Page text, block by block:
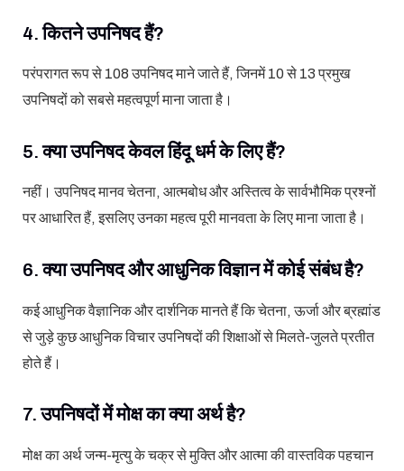
4. कितने उपनिषद हैं?
परंपरागत रूप से 108 उपनिषद माने जाते हैं, जिनमें 10 से 13 प्रमुख
उपनिषदों को सबसे महत्वपूर्ण माना जाता है।
5. क्या उपनिषद केवल हिंदू धर्म के लिए हैं?
नहीं। उपनिषद मानव चेतना, आत्मबोध और अस्तित्व के सार्वभौमिक प्रश्नों
पर आधारित हैं, इसलिए उनका महत्व पूरी मानवता के लिए माना जाता है।
6. क्या उपनिषद और आधुनिक विज्ञान में कोई संबंध है?
कई आधुनिक वैज्ञानिक और दार्शनिक मानते हैं कि चेतना, ऊर्जा और ब्रह्मांड
से जुड़े कुछ आधुनिक विचार उपनिषदों की शिक्षाओं से मिलते-जुलते प्रतीत
होते हैं।
7. उपनिषदों में मोक्ष का क्या अर्थ है?
मोक्ष का अर्थ जन्म-मृत्यु के चक्र से मुक्ति और आत्मा की वास्तविक पहचान